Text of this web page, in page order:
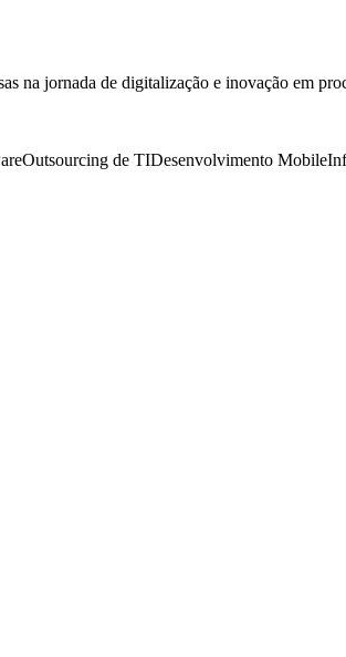
na jornada de digitalização e inovação em
Outsourcing de TIDesenvolvimento Mobile